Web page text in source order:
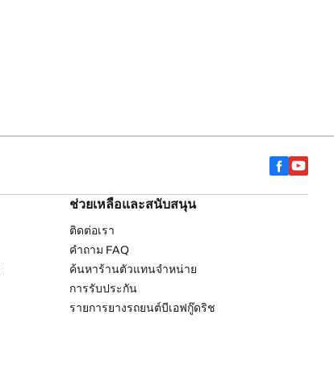
ช่วยเหลือและสนับสนุน
ติดต่อเรา
คำถาม FAQ
ค้นหาร้านตัวแทนจำหน่าย
การรับประกัน
รายการยางรถยนต์บีเอฟกู๊ดริช